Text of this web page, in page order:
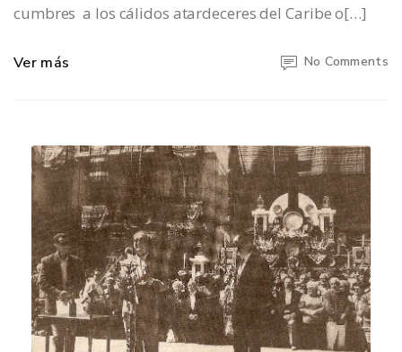
cumbres a los cálidos atardeceres del Caribe o[…]
Ver más No Comments